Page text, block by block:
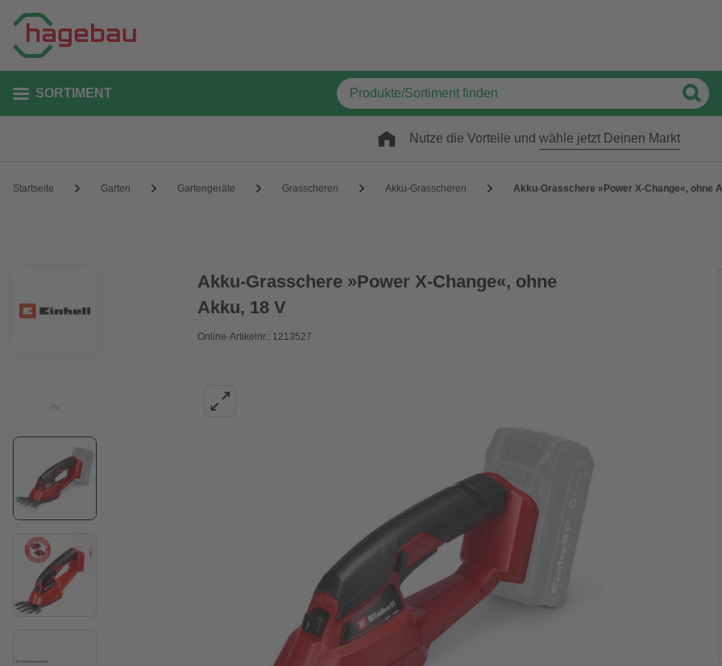
SORTIMENT
Nutze die Vorteile und wähle jetzt Deinen Markt
Startseite Garten Gartengeräte Grasscheren Akku-Grasscheren Akku-Grasschere »Power X-Change«, ohne
Akku-Grasschere »Power X-Change«, ohne
Akku, 18 V
Online-Artikelnr.: 1213527